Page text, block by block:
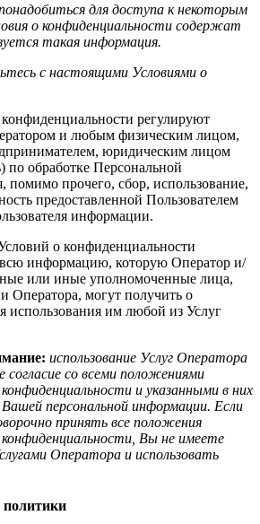
для доступа к некоторым
о конфиденциальности содержат
такая информация.
с настоящими Условиями о
регулируют
и любым физическим лицом,
юридическим лицом
по обработке Персональной
прочего, сбор, использование,
предоставленной Пользователем
информации.
о конфиденциальности
всю информацию, которую Оператор и/
или иные уполномоченные лица,
Оператора, могут получить о
использования им любой из Услуг
использование Услуг Оператора
согласие со всеми положениями
и указанными в них
персональной информации. Если
принять все положения
Вы не имеете
Оператора и использовать